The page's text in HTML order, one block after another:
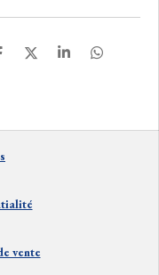
P
g
P
g
P
g
vente